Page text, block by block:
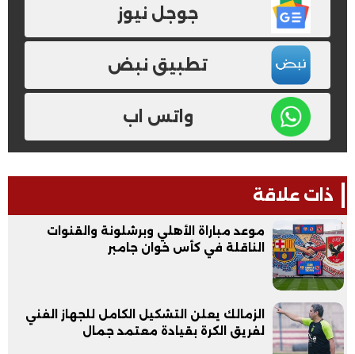
جوجل نيوز
تطبيق نبض
واتس اب
ذات علاقة
موعد مباراة الأهلي وبرشلونة والقنوات
الناقلة في كأس خوان جامبر
الزمالك يعلن التشكيل الكامل للجهاز الفني
لفريق الكرة بقيادة معتمد جمال